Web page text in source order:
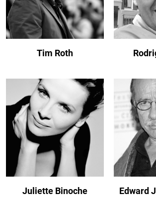
Tim Roth
Juliette Binoche Edward